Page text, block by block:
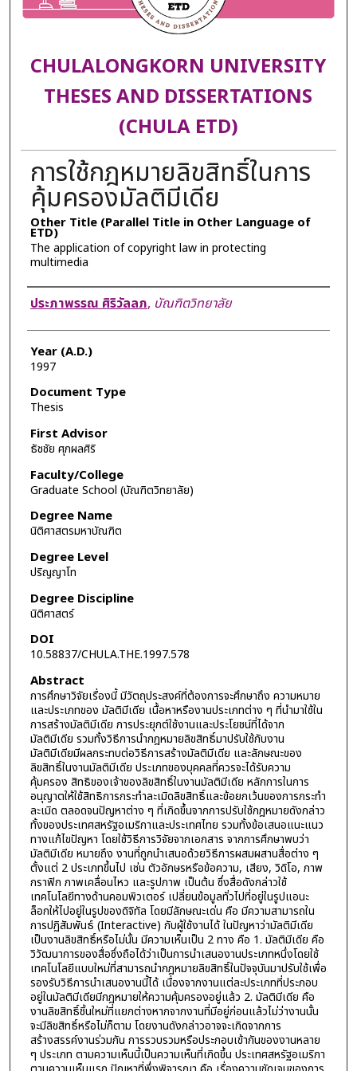
CHULALONGKORN UNIVERSITY
THESES AND DISSERTATIONS
(CHULA ETD)
การใช้กฎหมายลิขสิทธิ์ในการ
คุ้มครองมัลติมีเดีย
Other Title (Parallel Title in Other Language of
ETD)
The application of copyright law in protecting
multimedia
Author
ประภาพรรณ ศิริวัลลภ, บัณฑิตวิทยาลัย
Year (A.D.)
1997
Document Type
Thesis
First Advisor
ธัชชัย ศุภผลศิริ
Faculty/College
Graduate School (บัณฑิตวิทยาลัย)
Degree Name
นิติศาสตรมหาบัณฑิต
Degree Level
ปริญญาโท
Degree Discipline
นิติศาสตร์
DOI
10.58837/CHULA.THE.1997.578
Abstract
การศึกษาวิจัยเรื่องนี้ มีวัตถุประสงค์ที่ต้องการจะศึกษาถึง ความหมาย
และประเภทของ มัลติมีเดีย เนื้อหาหรืองานประเภทต่าง ๆ ที่นำมาใช้ใน
การสร้างมัลติมีเดีย การประยุกต์ใช้งานและประโยชน์ที่ได้จาก
มัลติมีเดีย รวมทั้งวิธีการนำกฎหมายลิขสิทธิ์มาปรับใช้กับงาน
มัลติมีเดียมีผลกระทบต่อวิธีการสร้างมัลติมีเดีย และลักษณะของ
ลิขสิทธิ์ในงานมัลติมีเดีย ประเภทของบุคคลที่ควรจะได้รับความ
คุ้มครอง สิทธิของเจ้าของลิขสิทธิ์ในงานมัลติมีเดีย หลักการในการ
อนุญาตให้ใช้สิทธิการกระทำละเมิดลิขสิทธิ์และข้อยกเว้นของการกระทำ
ละเมิด ตลอดจนปัญหาต่าง ๆ ที่เกิดขึ้นจากการปรับใช้กฎหมายดังกล่าว
ทั้งของประเทศสหรัฐอเมริกาและประเทศไทย รวมทั้งข้อเสนอแนะแนว
ทางแก้ไขปัญหา โดยใช้วิธีการวิจัยจากเอกสาร จากการศึกษาพบว่า
มัลติมีเดีย หมายถึง งานที่ถูกนำเสนอด้วยวิธีการผสมผสานสื่อต่าง ๆ
ตั้งแต่ 2 ประเภทขึ้นไป เช่น ตัวอักษรหรือข้อความ, เสียง, วิดิโอ, ภาพ
กราฟิก ภาพเคลื่อนไหว และรูปภาพ เป็นต้น ซึ่งสื่อดังกล่าวใช้
เทคโนโลยีทางด้านคอมพิวเตอร์ เปลี่ยนข้อมูลทั่วไปที่อยู่ในรูปแอนะ
ล็อกให้ไปอยู่ในรูปของดิจิทัล โดยมีลักษณะเด่น คือ มีความสามารถใน
การปฏิสัมพันธ์ (Interactive) กับผู้ใช้งานได้ ในปัญหาว่ามัลติมีเดีย
เป็นงานลิขสิทธิ์หรือไม่นั้น มีความเห็นเป็น 2 ทาง คือ 1. มัลติมีเดีย คือ
วิวัฒนาการของสื่อซึ่งถือได้ว่าเป็นการนำเสนองานประเภทหนึ่งโดยใช้
เทคโนโลยีแบบใหม่ที่สามารถนำกฎหมายลิขสิทธิ์ในปัจจุบันมาปรับใช้เพื่อ
รองรับวิธีการนำเสนองานนี้ได้ เนื่องจากงานแต่ละประเภทที่ประกอบ
อยู่ในมัลติมีเดียมีกฎหมายให้ความคุ้มครองอยู่แล้ว 2. มัลติมีเดีย คือ
งานลิขสิทธิ์ชิ้นใหม่ที่แยกต่างหากจากงานที่มีอยู่ก่อนแล้วไม่ว่างานนั้น
จะมีลิขสิทธิ์หรือไม่ก็ตาม โดยงานดังกล่าวอาจจะเกิดจากการ
สร้างสรรค์งานร่วมกัน การรวบรวมหรือประกอบเข้ากันของงานหลาย
ๆ ประเภท ตามความเห็นนี้เป็นความเห็นที่เกิดขึ้น ประเทศสหรัฐอเมริกา